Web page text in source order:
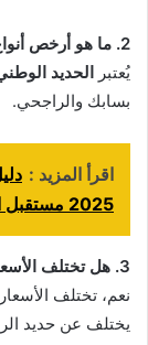
2. ما هو أرخص أنواع الحديد في السعودية حاليًا؟
يُعتبر
الحديد
بسابك والراجحي.
اقرأ المزيد :
2025 مستقبل البناء الحديث
3. هل تختلف الأسعار بين شركات الحديد في السعودية؟
نعم، تختلف
يختلف عن حديد